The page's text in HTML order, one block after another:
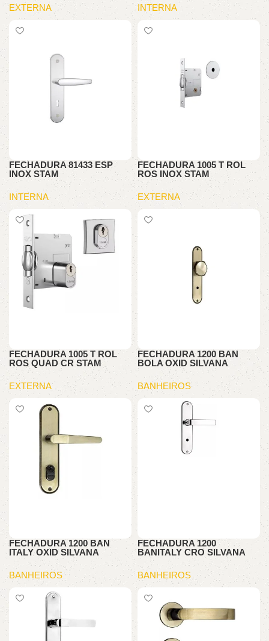
EXTERNA INTERNA
FECHADURA 81433 ESP
INOX STAM
INTERNA
FECHADURA 1005 T ROL
ROS INOX STAM
EXTERNA
FECHADURA 1005 T ROL
ROS QUAD CR STAM
EXTERNA
FECHADURA 1200 BAN
BOLA OXID SILVANA
BANHEIROS
FECHADURA 1200 BAN
ITALY OXID SILVANA
BANHEIROS
FECHADURA 1200
BANITALY CRO SILVANA
BANHEIROS